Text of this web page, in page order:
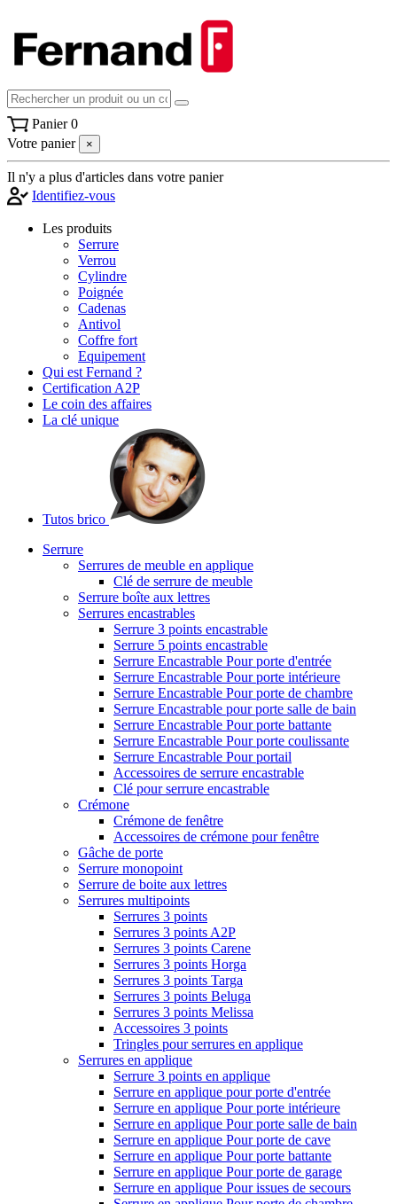
Panier 0
Votre panier
×
Il n'y a plus d'articles dans votre panier
Identifiez-vous
Les produits
Serrure
Verrou
Cylindre
Poignée
Cadenas
Antivol
Coffre fort
Equipement
Qui est Fernand ?
Certification A2P
Le coin des affaires
La clé unique
Tutos brico
Serrure
Serrures de meuble en applique
Clé de serrure de meuble
Serrure boîte aux lettres
Serrures encastrables
Serrure 3 points encastrable
Serrure 5 points encastrable
Serrure Encastrable Pour porte d'entrée
Serrure Encastrable Pour porte intérieure
Serrure Encastrable Pour porte de chambre
Serrure Encastrable pour porte salle de bain
Serrure Encastrable Pour porte battante
Serrure Encastrable Pour porte coulissante
Serrure Encastrable Pour portail
Accessoires de serrure encastrable
Clé pour serrure encastrable
Crémone
Crémone de fenêtre
Accessoires de crémone pour fenêtre
Gâche de porte
Serrure monopoint
Serrure de boite aux lettres
Serrures multipoints
Serrures 3 points
Serrures 3 points A2P
Serrures 3 points Carene
Serrures 3 points Horga
Serrures 3 points Targa
Serrures 3 points Beluga
Serrures 3 points Melissa
Accessoires 3 points
Tringles pour serrures en applique
Serrures en applique
Serrure 3 points en applique
Serrure en applique pour porte d'entrée
Serrure en applique Pour porte intérieure
Serrure en applique Pour porte salle de bain
Serrure en applique Pour porte de cave
Serrure en applique Pour porte battante
Serrure en applique Pour porte de garage
Serrure en applique Pour issues de secours